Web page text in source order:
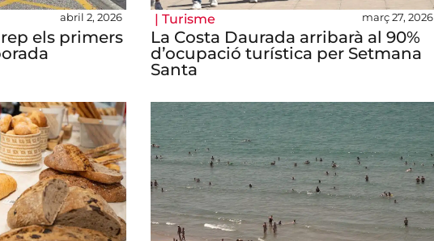
abril 2, 2026
rep els primers
| Turisme març 27, 2026
La Costa Daurada arribarà al 90%
d’ocupació turística per Setmana
Santa